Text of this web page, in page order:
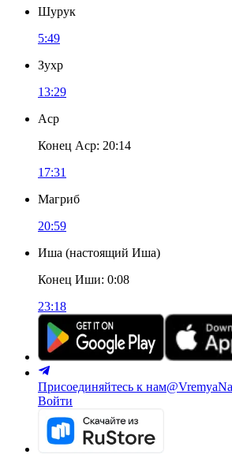
Шурук
5:49
Зухр
13:29
Аср
Конец Аср: 20:14
17:31
Магриб
20:59
Иша (настоящий Иша)
Конец Иши: 0:08
23:18
Присоединяйтесь к нам
Войти